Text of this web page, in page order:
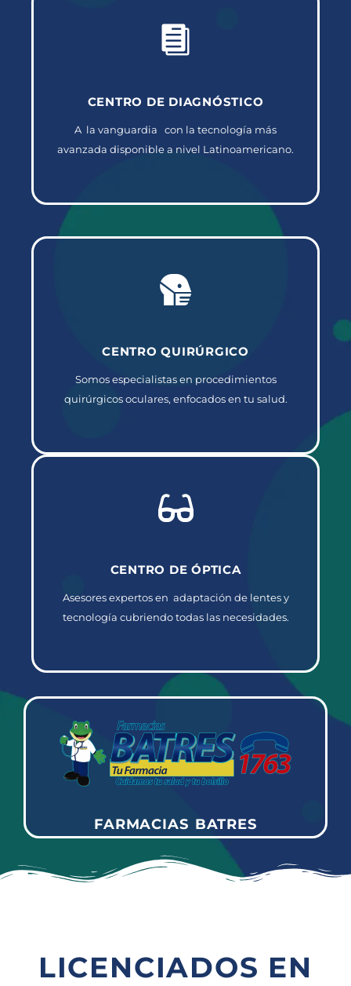
CENTRO DE DIAGNÓSTICO
A la vanguardia con la tecnología más
avanzada disponible a nivel Latinoamericano.
CENTRO QUIRÚRGICO
Somos especialistas en procedimientos
quirúrgicos oculares, enfocados en tu salud.
CENTRO DE ÓPTICA
Asesores expertos en adaptación de lentes y
tecnología cubriendo todas las necesidades.
FARMACIAS BATRES
LICENCIADOS EN